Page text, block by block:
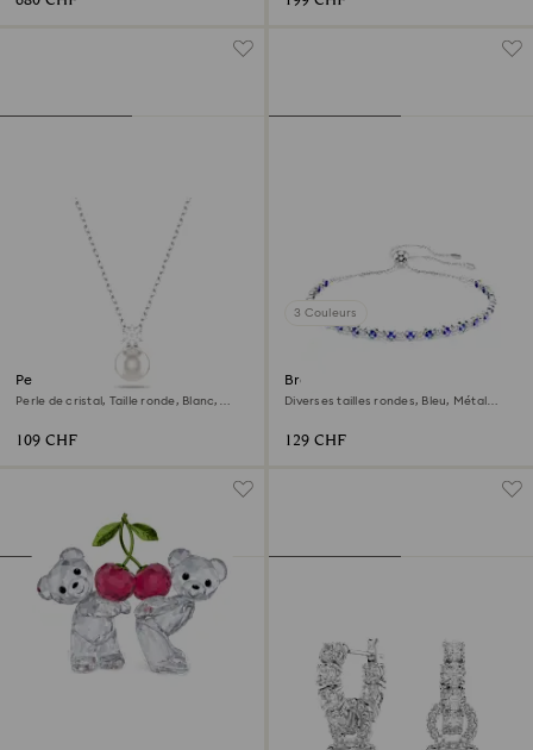
Pendentif Matrix
Perle de cristal, Taille ronde, Blanc,
109 CHF
3 Couleurs
Bracelet Tennis Matrix
Diverses tailles rondes, Bleu, Métal
129 CHF